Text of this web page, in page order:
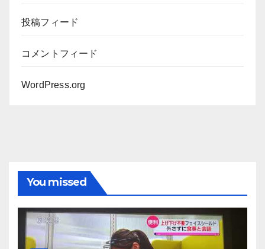
投稿フィード
コメントフィード
WordPress.org
You missed